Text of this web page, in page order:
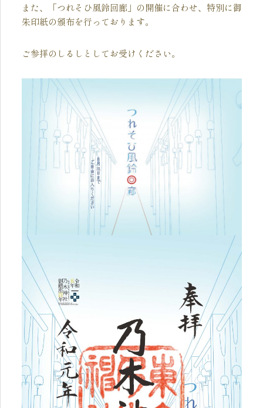
また、「つれそひ風鈴回廊」の開催に合わせ、特別に御
朱印紙の頒布を行っております。
ご参拝のしるしとしてお受けください。